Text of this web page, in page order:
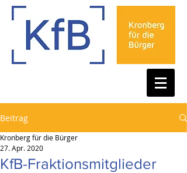
Beitrag
KfB-Fraktionsmitglieder
Kronberg für die Bürger
27. Apr. 2020